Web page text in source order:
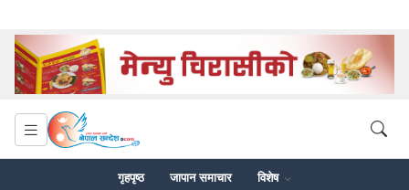
गृहपृष्ठ जापान समाचार विशेष